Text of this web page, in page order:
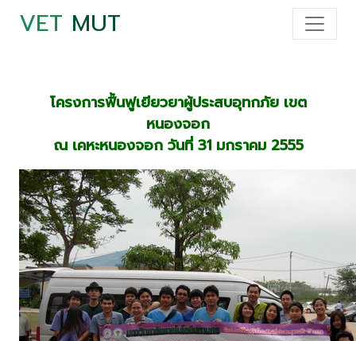
VET MUT
โครงการฟื้นฟูเยียวยาผู้ประสบอุทกภัย เขต
หนองจอก
ณ เคหะหนองจอก วันที่ 31 มกราคม 2555